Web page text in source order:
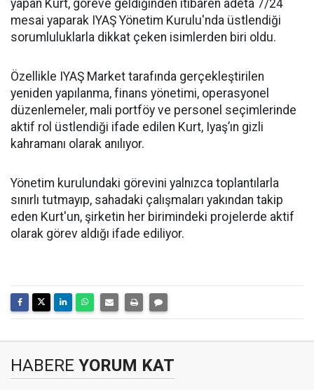
yapan Kurt, göreve geldiğinden itibaren adeta 7/24
mesai yaparak IYAŞ Yönetim Kurulu'nda üstlendiği
sorumluluklarla dikkat çeken isimlerden biri oldu.
Özellikle IYAŞ Market tarafında gerçekleştirilen
yeniden yapılanma, finans yönetimi, operasyonel
düzenlemeler, mali portföy ve personel seçimlerinde
aktif rol üstlendiği ifade edilen Kurt, Iyaş’ın gizli
kahramanı olarak anılıyor.
Yönetim kurulundaki görevini yalnızca toplantılarla
sınırlı tutmayıp, sahadaki çalışmaları yakından takip
eden Kurt'un, şirketin her birimindeki projelerde aktif
olarak görev aldığı ifade ediliyor.
HABERE YORUM KAT